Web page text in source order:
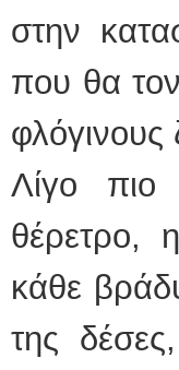
στην
που θα
φλόγινους
Λίγο πιο
θέρετρο,
κάθε
της